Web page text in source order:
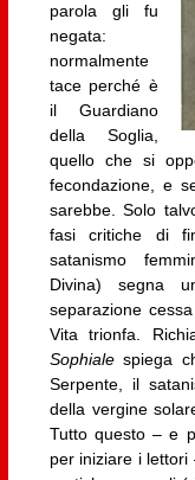
parola gli fu
negata:
normalmente
tace perché è
il Guardiano
della Soglia,
quello che si
fecondazione, e
sarebbe. Solo
fasi critiche di
satanismo
Divina) segna
separazione
Vita trionfa.
Sophialespiega
Serpente, il
della vergine
Tutto questo – e
per iniziare i